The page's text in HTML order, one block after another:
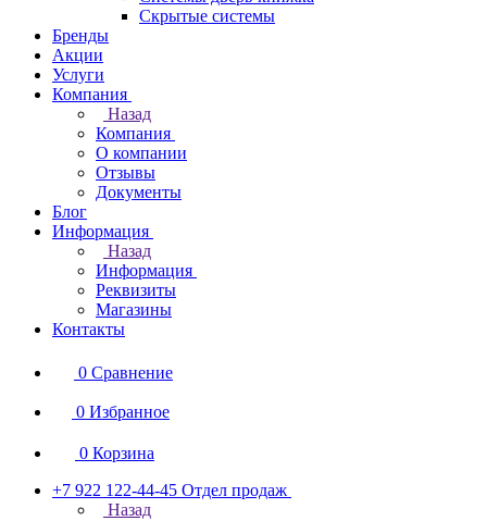
Скрытые системы
Бренды
Акции
Услуги
Компания
Назад
Компания
О компании
Отзывы
Документы
Блог
Информация
Назад
Информация
Реквизиты
Магазины
Контакты
0 Сравнение
0 Избранное
0 Корзина
+7 922 122-44-45 Отдел продаж
Назад